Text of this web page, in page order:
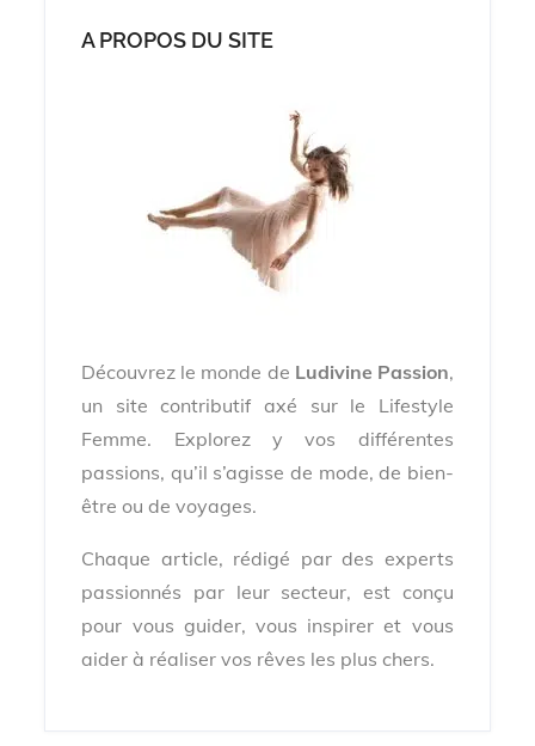
A PROPOS DU SITE
Découvrez le monde de Ludivine Passion,
un site contributif axé sur le Lifestyle
Femme. Explorez y vos différentes
passions, qu’il s’agisse de mode, de bien-
être ou de voyages.
Chaque article, rédigé par des experts
passionnés par leur secteur, est conçu
pour vous guider, vous inspirer et vous
aider à réaliser vos rêves les plus chers.